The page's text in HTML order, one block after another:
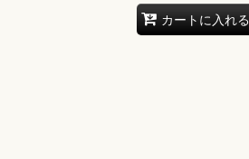
カートに入れる